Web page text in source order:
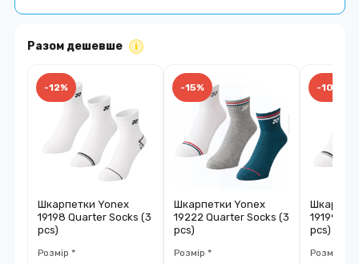
Разом дешевше i
-12%
Шкарпетки Yonex
19198 Quarter Socks (3
pcs)
Розмір *
-15%
Шкарпетки Yonex
19222 Quarter Socks (3
pcs)
Розмір *
-10%
19199
pcs)
Розмір *